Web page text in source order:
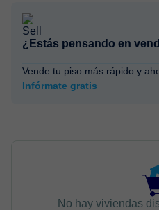
¿Estás pensando en
Vende tu piso más rápido y
Infórmate gratis
No hay viviendas